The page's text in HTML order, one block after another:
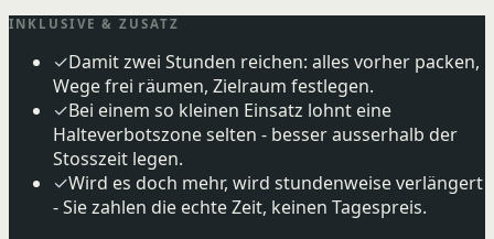
INKLUSIVE & ZUSATZ
✓Damit zwei Stunden reichen: alles vorher packen,
Wege frei räumen, Zielraum festlegen.
✓Bei einem so kleinen Einsatz lohnt eine
Halteverbotszone selten - besser ausserhalb der
Stosszeit legen.
✓Wird es doch mehr, wird stundenweise verlängert
- Sie zahlen die echte Zeit, keinen Tagespreis.